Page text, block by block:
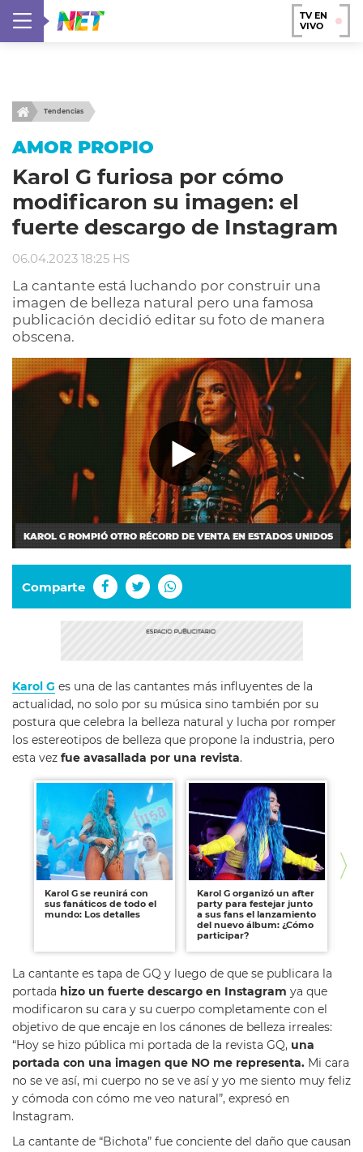
TV EN
VIVO
Tendencias
AMOR PROPIO
Karol G furiosa por cómo
modificaron su imagen: el
fuerte descargo de Instagram
06.04.2023 18:25 HS
La cantante está luchando por construir una
imagen de belleza natural pero una famosa
publicación decidió editar su foto de manera
obscena.
KAROL G ROMPIÓ OTRO RÉCORD DE VENTA EN ESTADOS UNIDOS
Comparte
Karol G es una de las cantantes más influyentes de la
actualidad, no solo por su música sino también por su
postura que celebra la belleza natural y lucha por romper
los estereotipos de belleza que propone la industria, pero
esta vez fue avasallada por una revista.
Karol G se reunirá con
sus fanáticos de todo el
mundo: Los detalles
Karol G organizó un after
party para festejar junto
a sus fans el lanzamiento
del nuevo álbum: ¿Cómo
participar?
La cantante es tapa de GQ y luego de que se publicara la
portada hizo un fuerte descargo en Instagram ya que
modificaron su cara y su cuerpo completamente con el
objetivo de que encaje en los cánones de belleza irreales:
“Hoy se hizo pública mi portada de la revista GQ, una
portada con una imagen que NO me representa. Mi cara
no se ve así, mi cuerpo no se ve así y yo me siento muy feliz
y cómoda con cómo me veo natural”, expresó en
Instagram.
La cantante de “Bichota” fue conciente del daño que causan